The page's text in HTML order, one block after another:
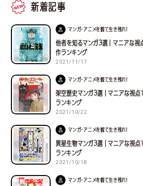
新着記事
マンガ・アニメを観て生き残れ！
他者を知るマンガ３選｜マニアな
作ランキング
2021/11/17
マンガ・アニメを観て生き残れ！
架空歴史マンガ３選｜マニアな視
ランキング
2021/10/22
マンガ・アニメを観て生き残れ！
異星生物マンガ３選｜マニアな視
ランキング
2021/10/18
マンガ・アニメを観て生き残れ！